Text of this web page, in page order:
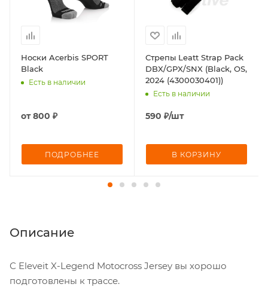
Носки Acerbis SPORT
Black
Есть в наличии
от800 ₽
ПОДРОБНЕЕ
Стрепы Leatt Strap Pack
DBX/GPX/SNX (Black, OS,
2024 (4300030401))
Есть в наличии
590 ₽/шт
В КОРЗИНУ
Описание
С Eleveit X-Legend Motocross Jersey вы хорошо
подготовлены к трассе.